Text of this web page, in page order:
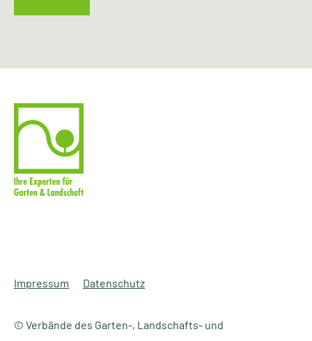
© Verbände des Garten-, Landschafts- und
Impressum Datenschutz